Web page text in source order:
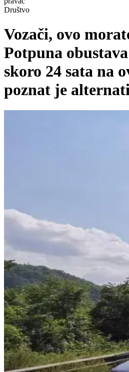
Društvo
Vozači, ovo
Potpuna
skoro 24 sata na
poznat je